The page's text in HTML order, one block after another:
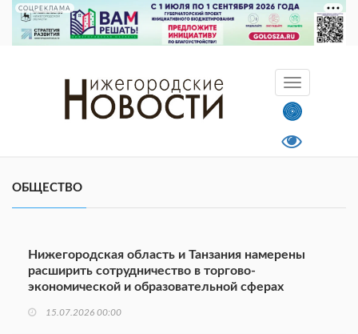
СОЦРЕКЛАМА
ОБЩЕСТВО
Нижегородская область и Танзания намерены
расширить сотрудничество в торгово-
экономической и образовательной сферах
15.07.2026 00:00